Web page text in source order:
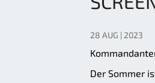
28 AUG | 2023
Der Sommer